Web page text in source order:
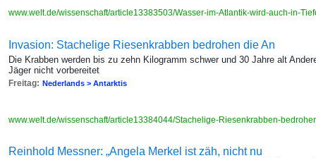
www.welt.de/wissenschaft/article13383503/Wasser-im-Atlantik-wird-auch-in-
Invasion: Stachelige Riesenkrabben bedrohen die An
Die Krabben werden bis zu zehn Kilogramm schwer und 30 Jahre alt
Jäger nicht vorbereitet
Freitag: Nederlands > Antarktis
www.welt.de/wissenschaft/article13384044/Stachelige-Riesenkrabben-
Reinhold Messner: „Angela Merkel ist zäh, nicht nu